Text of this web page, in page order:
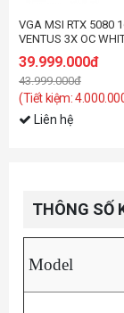
VGA MSI RTX 5080
VENTUS 3X OC
39.999.000đ
43.999.000đ
(Tiết kiệm:
Liên hệ
THÔNG SỐ
Model